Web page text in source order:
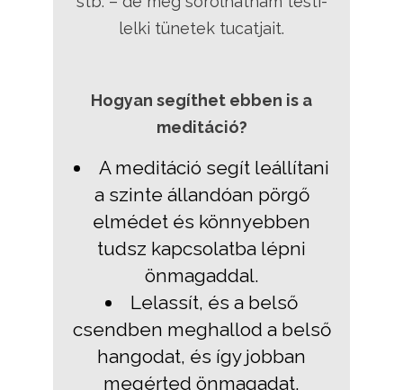
lelki tünetek tucatjait.
Hogyan segíthet ebben is a
meditáció?
A meditáció segít leállítani
a szinte állandóan pörgő
elmédet és könnyebben
tudsz kapcsolatba lépni
önmagaddal.
Lelassít, és a belső
csendben meghallod a belső
hangodat, és így jobban
megérted önmagadat,